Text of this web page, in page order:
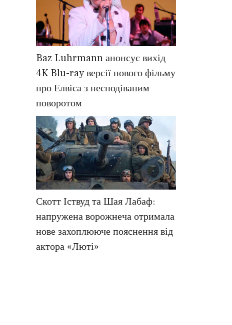
Baz Luhrmann анонсує вихід
4K Blu-ray версії нового фільму
про Елвіса з несподіваним
поворотом
Скотт Іствуд та Шая Лабаф:
напружена ворожнеча отримала
нове захоплююче пояснення від
актора «Люті»